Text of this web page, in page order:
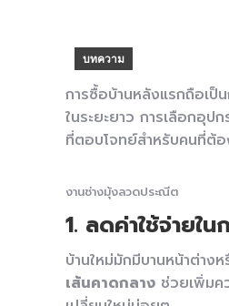
บทความ
การซื้อบ้านหลังแรกถือเป็
ในระยะยาว การเลือกอุ
ที่ตอบโจทย์สำหรับคนที่ต้อ
งานช่างมุ้งลวดประณีต
1. ลดค่าใช้จ่ายใ
บ้านใหม่มักมีบานหน้าต่าง
เส้นคาดกลาง ช่วยเพิ่มค